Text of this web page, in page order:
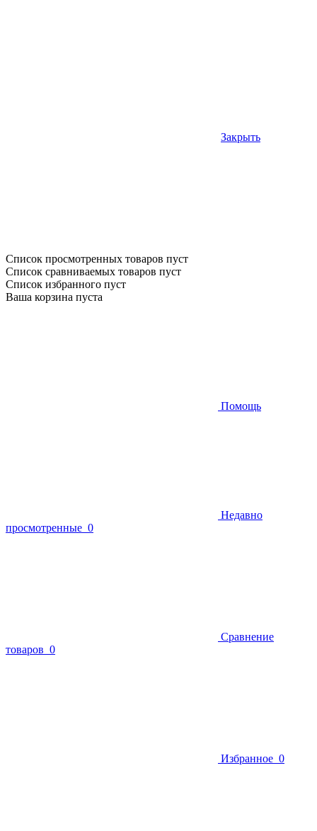
Закрыть
Список просмотренных товаров пуст
Список сравниваемых товаров пуст
Список избранного пуст
Ваша корзина пуста
Помощь
Недавно
просмотренные 0
Сравнение
товаров 0
Избранное 0